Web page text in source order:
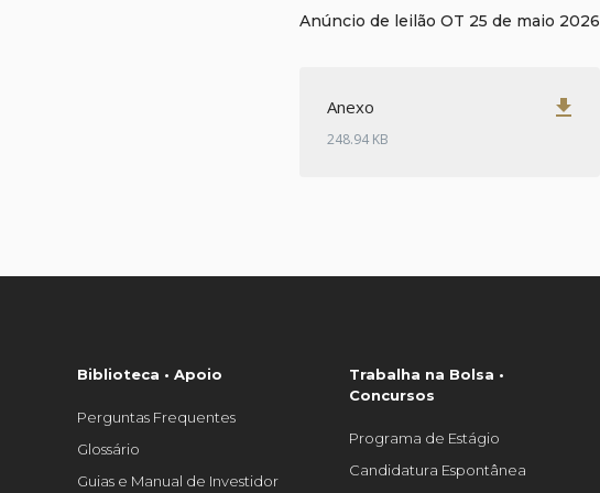
Anúncio de leilão OT 25 de maio 2026
Anexo
248.94 KB
get_app
Biblioteca • Apoio
Perguntas Frequentes
Glossário
Guias e Manual de Investidor
Trabalha na Bolsa •
Concursos
Programa de Estágio
Candidatura Espontânea